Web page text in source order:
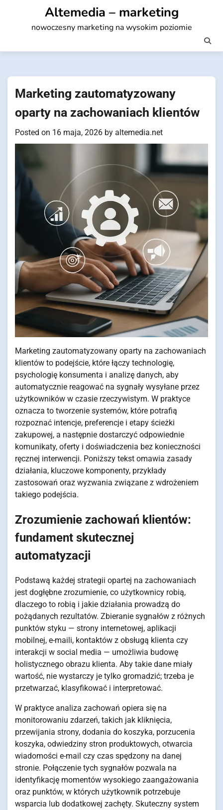
Altemedia – marketing
nowoczesny marketing na wysokim poziomie
Marketing zautomatyzowany
oparty na zachowaniach klientów
Posted on 16 maja, 2026 by altemedia.net
Marketing zautomatyzowany oparty na zachowaniach
klientów to podejście, które łączy technologię,
psychologię konsumenta i analizę danych, aby
automatycznie reagować na sygnały wysyłane przez
użytkowników w czasie rzeczywistym. W praktyce
oznacza to tworzenie systemów, które potrafią
rozpoznać intencje, preferencje i etapy ścieżki
zakupowej, a następnie dostarczyć odpowiednie
komunikaty, oferty i doświadczenia bez konieczności
ręcznej interwencji. Poniższy tekst omawia zasady
działania, kluczowe komponenty, przykłady
zastosowań oraz wyzwania związane z wdrożeniem
takiego podejścia.
Zrozumienie zachowań klientów:
fundament skutecznej
automatyzacji
Podstawą każdej strategii opartej na zachowaniach
jest dogłębne zrozumienie, co użytkownicy robią,
dlaczego to robią i jakie działania prowadzą do
pożądanych rezultatów. Zbieranie sygnałów z różnych
punktów styku — strony internetowej, aplikacji
mobilnej, e-maili, kontaktów z obsługą klienta czy
interakcji w social media — umożliwia budowę
holistycznego obrazu klienta. Aby takie dane miały
wartość, nie wystarczy je tylko gromadzić; trzeba je
przetwarzać, klasyfikować i interpretować.
W praktyce analiza zachowań opiera się na
monitorowaniu zdarzeń, takich jak kliknięcia,
przewijania strony, dodania do koszyka, porzucenia
koszyka, odwiedziny stron produktowych, otwarcia
wiadomości e-mail czy czas spędzony na danej
stronie. Połączenie tych sygnałów pozwala na
identyfikację momentów wysokiego zaangażowania
oraz punktów, w których użytkownik potrzebuje
wsparcia lub dodatkowej zachęty. Skuteczny system